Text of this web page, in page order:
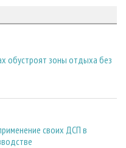
обустроят зоны отдыха без
своих ДСП в